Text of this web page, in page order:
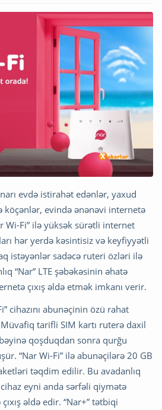
evdə istirahət edənlər, yaxud
köçənlər, evində ənənəvi internetə
Wi-Fi” ilə yüksək sürətli internet
hər yerdə kəsintisiz və keyfiyyətli
istəyənlər sadəcə ruteri özləri ilə
“Nar” LTE şəbəkəsinin əhatə
çıxış əldə etmək imkanı verir.
cihazını abunəçinin özü rahat
tarifli SIM kartı ruterə daxil
qoşduqdan sonra qurğu
“Nar Wi-Fi” ilə abunəçilərə 20 GB
təqdim edilir. Bu avadanlıq
eyni anda sərfəli qiymətə
əldə edir. “Nar+” tətbiqi